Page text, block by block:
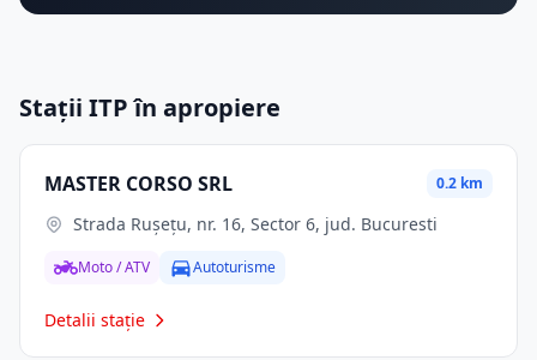
Stații ITP în apropiere
MASTER CORSO SRL 0.2 km
Strada Rușețu, nr. 16, Sector 6, jud. Bucuresti
Moto / ATV Autoturisme
Detalii stație